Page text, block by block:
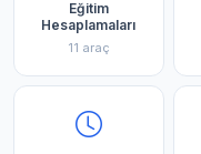
Eğitim
Hesaplamaları
11 araç